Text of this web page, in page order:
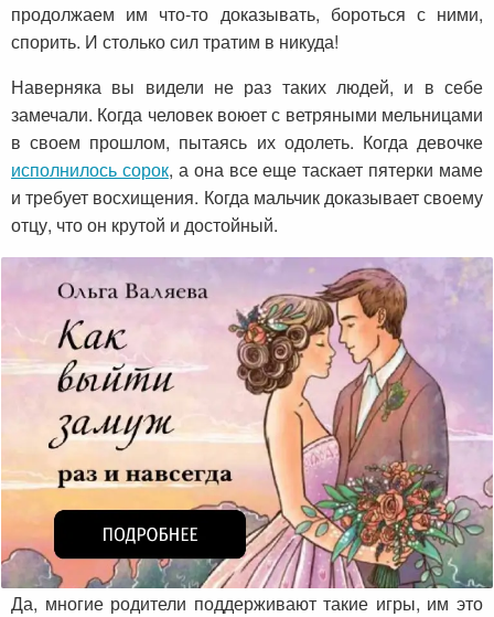
продолжаем им что-то доказывать, бороться с ними,
спорить. И столько сил тратим в никуда!
Наверняка вы видели не раз таких людей, и в себе
замечали. Когда человек воюет с ветряными мельницами
в своем прошлом, пытаясь их одолеть. Когда девочке
исполнилось сорок, а она все еще таскает пятерки маме
и требует восхищения. Когда мальчик доказывает своему
отцу, что он крутой и достойный.
Да, многие родители поддерживают такие игры, им это